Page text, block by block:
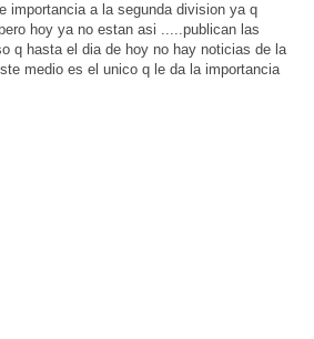
importancia a la segunda division ya q
hoy ya no estan asi .....publican las
q hasta el dia de hoy no hay noticias de la
medio es el unico q le da la importancia